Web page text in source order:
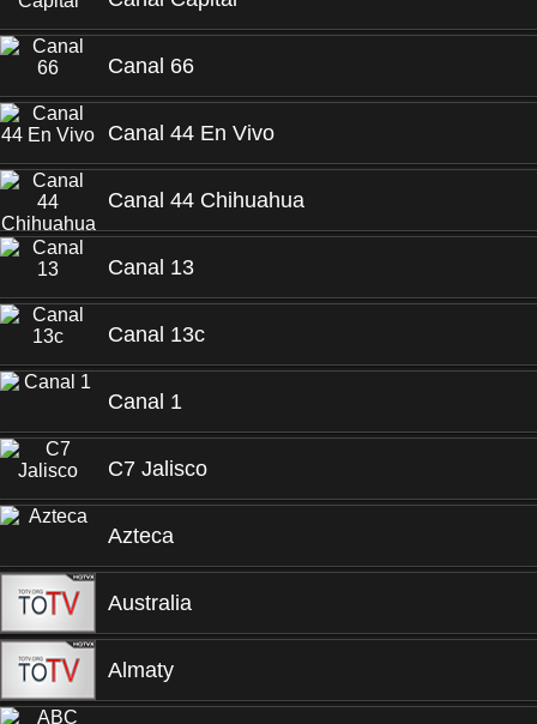
Canal 66
Canal 44 En Vivo
Canal 44 Chihuahua
Canal 13
Canal 13c
Canal 1
C7 Jalisco
Azteca
Australia
Almaty